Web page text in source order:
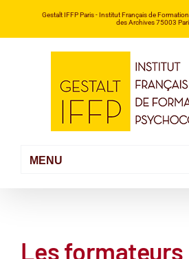
Gestalt IFFP Paris- Institut Français de
des Archives 75003
Les formateurs